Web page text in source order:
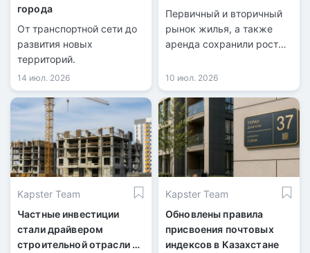
города
От транспортной сети до
развития новых
территорий.
14 июл. 2026
Первичный и вторичный
рынок жилья, а также
аренда сохранили рост
10 июл. 2026
Kapster Team
Частные инвестиции
стали драйвером
строительной отрасли в
Kapster Team
Обновлены правила
присвоения почтовых
индексов в Казахстане